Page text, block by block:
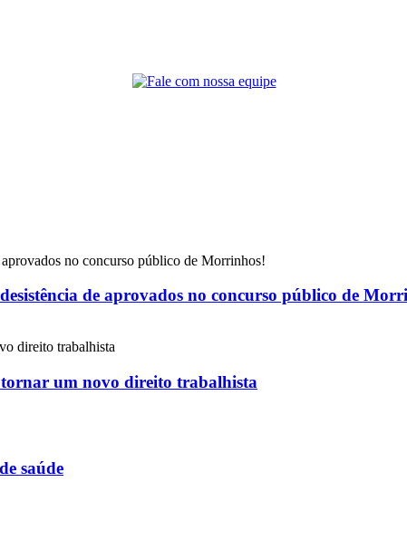
de aprovados no concurso público de
tornar um novo direito trabalhista
saúde